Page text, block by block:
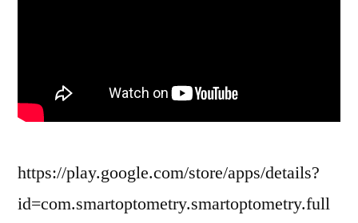
https://play.google.com/store/apps/details?
id=com.smartoptometry.smartoptometry.full